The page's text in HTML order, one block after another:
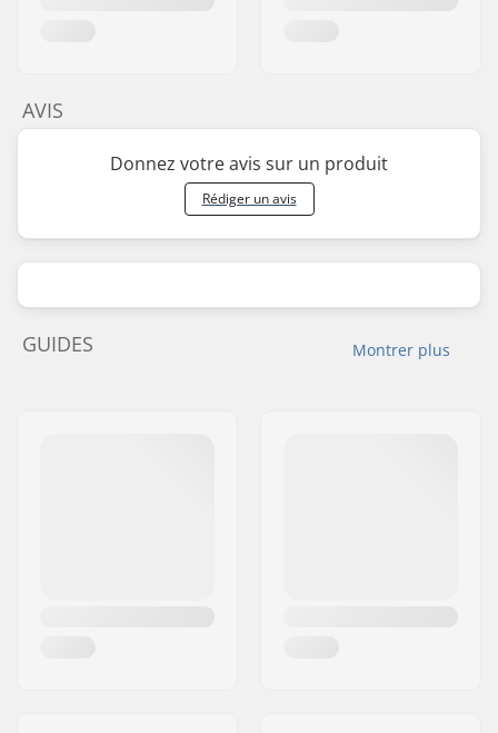
AVIS
Donnez votre avis sur un produit
Rédiger un avis
Montrer plus
GUIDES